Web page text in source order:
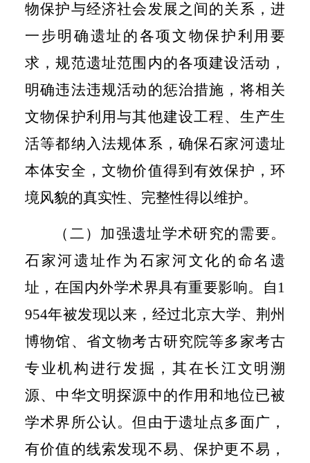
物保护与经济社会发展之间的关系，进
一步明确遗址的各项文物保护利用要
求，规范遗址范围内的各项建设活动，
明确违法违规活动的惩治措施，将相关
文物保护利用与其他建设工程、生产生
活等都纳入法规体系，确保石家河遗址
本体安全，文物价值得到有效保护，环
境风貌的真实性、完整性得以维护。
（二）加强遗址学术研究的需要。
石家河遗址作为石家河文化的命名遗
址，在国内外学术界具有重要影响。自 1
954年被发现以来，经过北京大学、荆州
博物馆、省文物考古研究院等多家考古
专业机构进行发掘，其在长江文明溯
源、中华文明探源中的作用和地位已被
学术界所公认。但由于遗址点多面广，
有价值的线索发现不易、保护更不易，